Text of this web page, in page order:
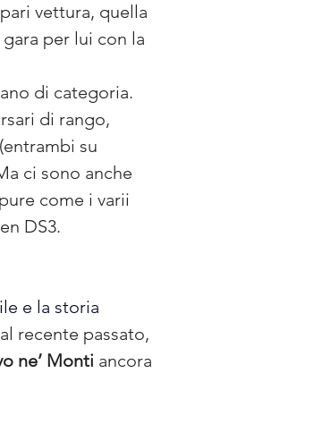
vettura, quella
per lui con la
di categoria.
di rango,
su
ci sono anche
come i varii
DS3.
e la storia
recente passato,
ne’ Monti ancora